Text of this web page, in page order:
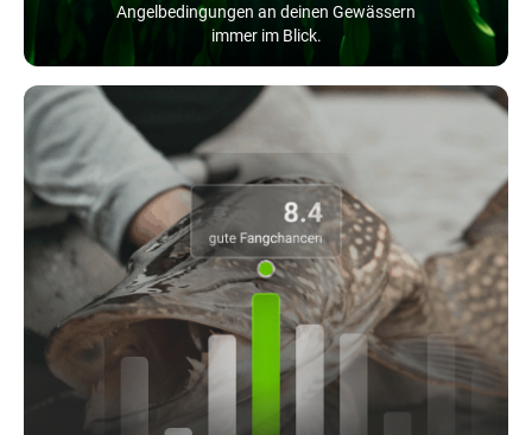
Angelbedingungen an deinen Gewässern
immer im Blick.